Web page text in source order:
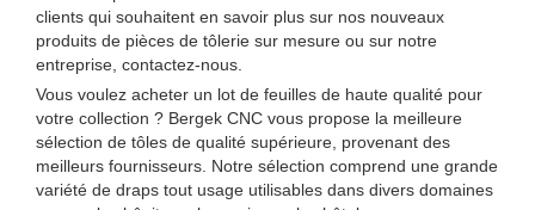
clients qui souhaitent en savoir plus sur nos nouveaux
produits de pièces de tôlerie sur mesure ou sur notre
entreprise, contactez-nous.
Vous voulez acheter un lot de feuilles de haute qualité pour
votre collection ? Bergek CNC vous propose la meilleure
sélection de tôles de qualité supérieure, provenant des
meilleurs fournisseurs. Notre sélection comprend une grande
variété de draps tout usage utilisables dans divers domaines